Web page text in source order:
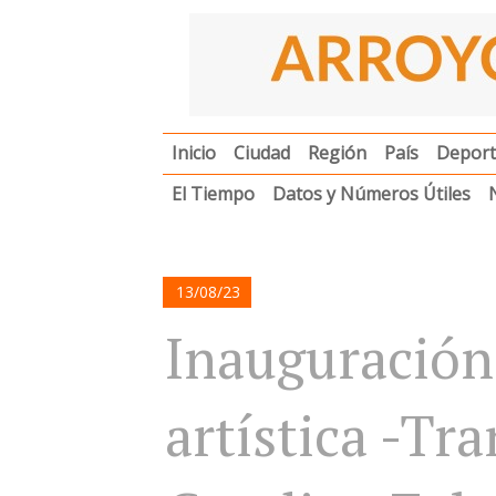
Inicio Ciudad Región País
El Tiempo
Datos y Números Útiles
13/08/23
artística -